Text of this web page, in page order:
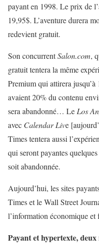
payant en 1998. Le prix de
19,95$. L’aventure durera
redevient gratuit.
Son concurrentSalon.com,
gratuit tentera la même
Premium qui attirera
avaient 20% du contenu
sera abandonné… Le Los
avec Calendar Live
Times tentera aussi
qui seront payantes
soit abandonnée.
Aujourd’hui, les sites
Times et le Wall Street
l’information économique et
Payant et hypertexte,